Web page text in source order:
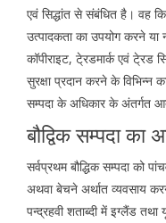
एवं सिद्धांत से संबंधित है। वह
उत्पादकता का उपयोग करने
कॉपीराइट, टे्रडमार्क एवं टे्रड
सुरक्षा प्रदान करने के विभिन्न
सम्पदा के अधिकार के अंतर्गत
बौद्विक सम्पदा का
सर्वप्रथम बौद्धिक सम्पदा को
अथवा बेचने अर्थात व्यवसाय
पन्द्रहवी शताब्दी में इग्लैंड तथा